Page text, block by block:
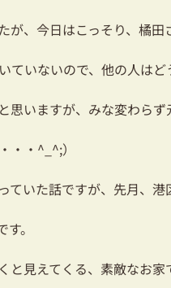
が、今日はこっそり、橘
ていないので、他の人はど
思いますが、みな変わらず
・・^_^;）
ていた話ですが、先月、港
。
見えてくる、素敵なお家